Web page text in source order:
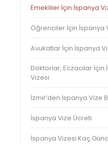
Emekliler İçin İspanya
Öğrenciler İçin İspanya
Avukatlar İçin İspanya
Doktorlar, Eczacılar İçin
Vizesi
İzmir’den İspanya Vize
İspanya Vize Ücreti
İspanya Vizesi Kaç